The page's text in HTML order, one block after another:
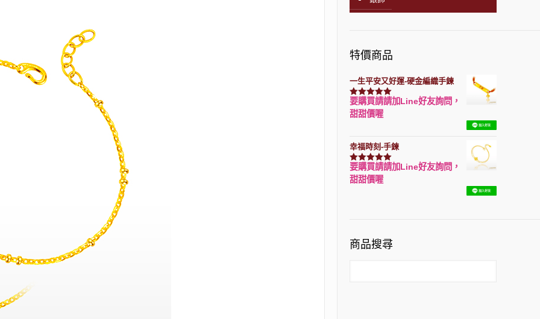
特價商品
一生平安又好運-硬金編織手鍊
評分7740滿分 5
要購買請請加Line好友詢問，
甜甜價喔
幸福時刻-手鍊
評分3150滿分 5
要購買請請加Line好友詢問，
甜甜價喔
商品搜尋